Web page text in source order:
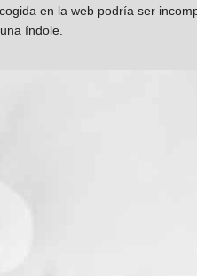
en la web podría ser
índole.